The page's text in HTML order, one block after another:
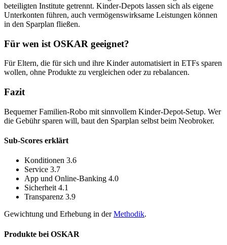
beteiligten Institute getrennt. Kinder-Depots lassen sich als eigene
Unterkonten führen, auch vermögenswirksame Leistungen können
in den Sparplan fließen.
Für wen ist OSKAR geeignet?
Für Eltern, die für sich und ihre Kinder automatisiert in ETFs sparen
wollen, ohne Produkte zu vergleichen oder zu rebalancen.
Fazit
Bequemer Familien-Robo mit sinnvollem Kinder-Depot-Setup. Wer
die Gebühr sparen will, baut den Sparplan selbst beim Neobroker.
Sub-Scores erklärt
Konditionen 3.6
Service 3.7
App und Online-Banking 4.0
Sicherheit 4.1
Transparenz 3.9
Gewichtung und Erhebung in derMethodik.
Produkte bei OSKAR